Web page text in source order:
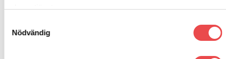
deras tjänster.
Nödvändig
RELATERADE PRODUKTER